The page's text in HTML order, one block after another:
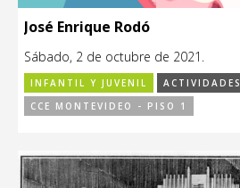
José Enrique Rodó
Sábado, 2 de octubre de 2021.
INFANTIL Y JUVENIL
ACTIVIDADES
CCE MONTEVIDEO - PISO 1